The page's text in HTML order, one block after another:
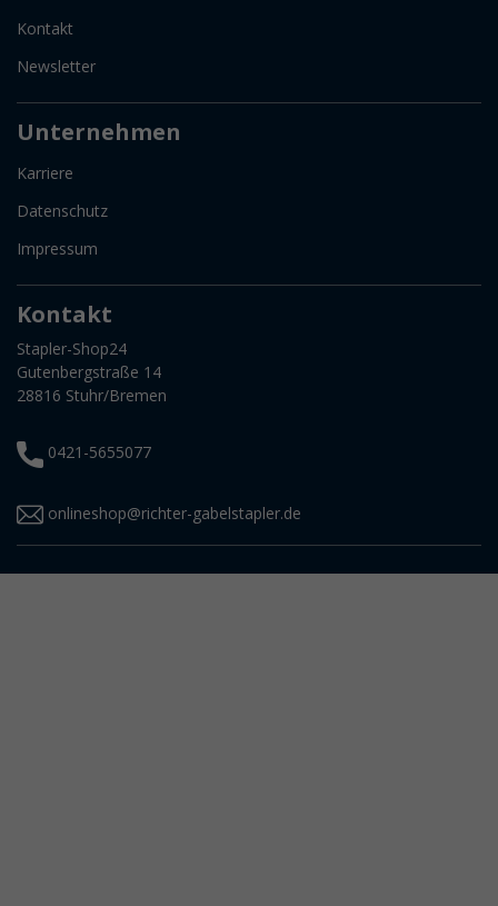
Kontakt
Newsletter
Unternehmen
Karriere
Datenschutz
Impressum
Kontakt
Stapler-Shop24
Gutenbergstraße 14
28816 Stuhr/Bremen
0421-5655077
onlineshop@richter-gabelstapler.de